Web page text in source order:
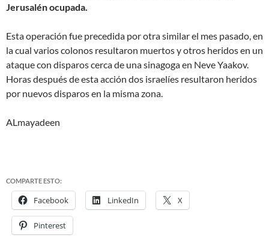
Jerusalén ocupada.
Esta operación fue precedida por otra similar el mes pasado, en
la cual varios colonos resultaron muertos y otros heridos en un
ataque con disparos cerca de una sinagoga en Neve Yaakov.
Horas después de esta acción dos israelíes resultaron heridos
por nuevos disparos en la misma zona.
ALmayadeen
COMPARTE ESTO:
Facebook LinkedIn X
Pinterest